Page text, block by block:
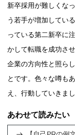
新卒採用が難しくな
う若手が増加してい
っている第二新卒に
かして転職を成功さ
企業の方向性と照ら
とです。色々な噂も
え、行動していきまし
あわせて読みたい